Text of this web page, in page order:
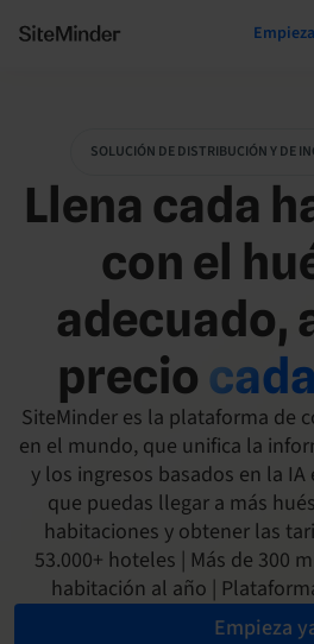
SOLUCIÓN DE DISTRIBUCIÓN Y DE
Llena cada
con el
adecuado,
precio
SiteMinder es la plataforma de
en el mundo, que unifica la
y los ingresos basados en la
que puedas llegar a más
habitaciones y obtener las
53.000+ hoteles | Más de 300
habitación al año |
Empieza